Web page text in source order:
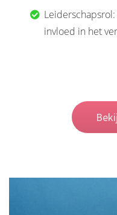
invloed in het